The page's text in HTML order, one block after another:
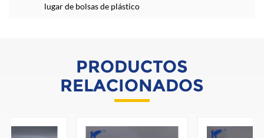
lugar de bolsas de plástico
PRODUCTOS
RELACIONADOS